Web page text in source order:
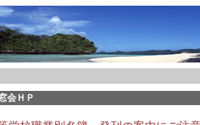
会ＨＰ